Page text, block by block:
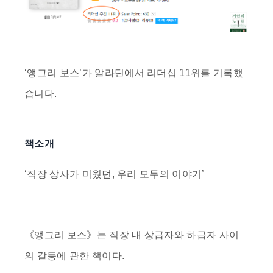
‘앵그리 보스’가 알라딘 에서 리더십 11위 를 기록했
습니다.
책소개
‘직장 상사가 미웠던, 우리 모두의 이야기’
《앵그리 보스》는 직장 내 상급자와 하급자 사이
의 갈등에 관한 책이다.